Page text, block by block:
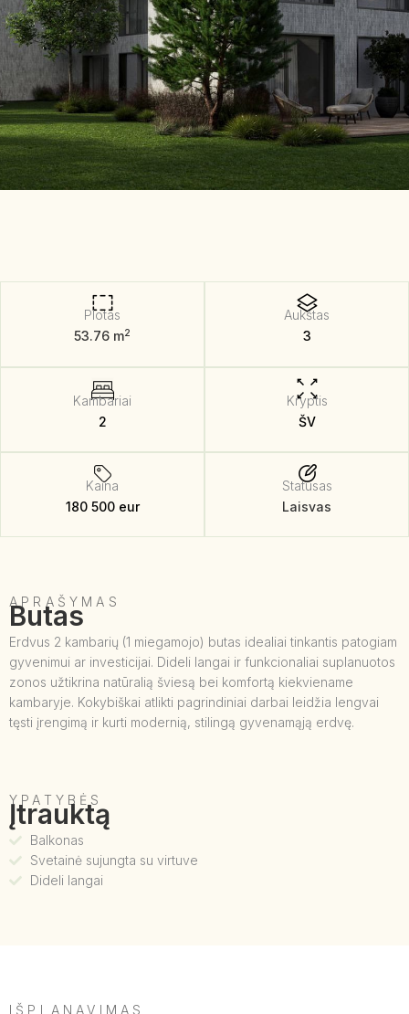
Plotas
53.76 m2
Aukštas
3
Kambariai
2
Kryptis
ŠV
Kaina
180 500 eur
Statusas
Laisvas
APRAŠYMAS
Butas
Erdvus 2 kambarių (1 miegamojo) butas idealiai tinkantis patogiam
gyvenimui ar investicijai. Dideli langai ir funkcionaliai suplanuotos
zonos užtikrina natūralią šviesą bei komfortą kiekviename
kambaryje. Kokybiškai atlikti pagrindiniai darbai leidžia lengvai
tęsti įrengimą ir kurti modernią, stilingą gyvenamąją erdvę.
YPATYBĖS
Įtrauktą
Balkonas
Svetainė sujungta su virtuve
Dideli langai
IŠPLANAVIMAS